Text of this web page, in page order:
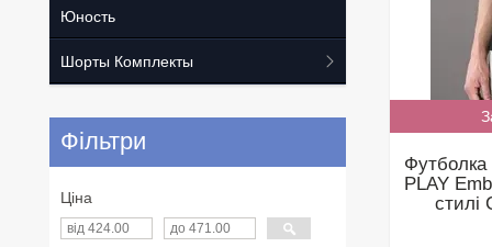
Футболка
PLAY
стилі
Юность
Шорты Комплекты
Фільтри
Ціна